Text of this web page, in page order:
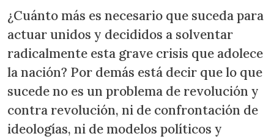
¿Cuánto más es necesario que suceda para
actuar unidos y decididos a solventar
radicalmente esta grave crisis que adolece
la nación? Por demás está decir que lo que
sucede no es un problema de revolución y
contra revolución, ni de confrontación de
ideologías, ni de modelos políticos y